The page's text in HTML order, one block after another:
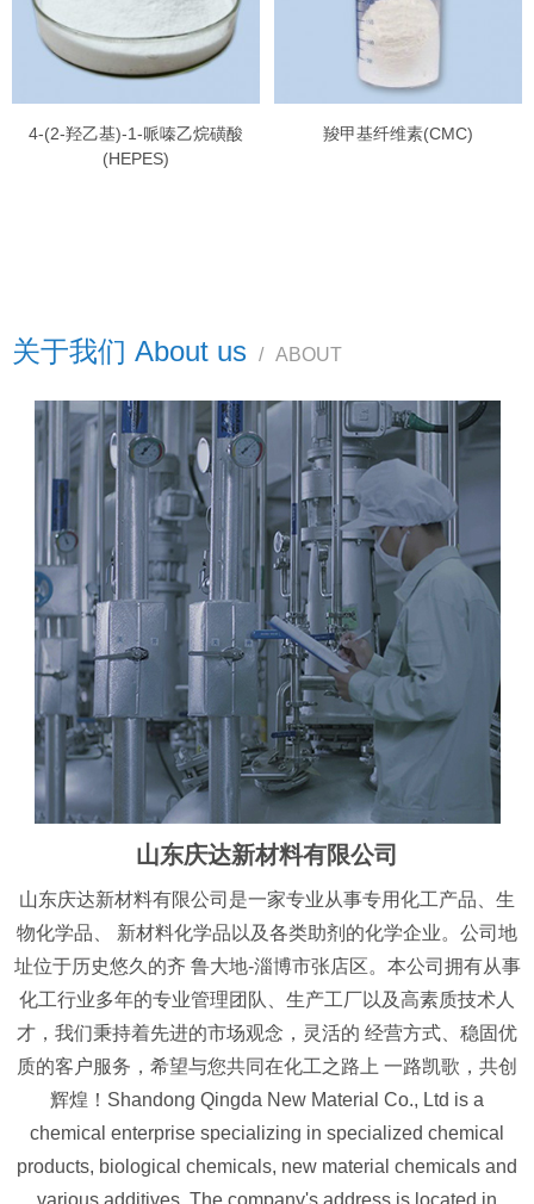
4-(2-羟乙基)-1-哌嗪乙烷磺酸
(HEPES)
羧甲基纤维素(CMC)
关于我们 About us / ABOUT
山东庆达新材料有限公司
山东庆达新材料有限公司是一家专业从事专用化工产品、生
物化学品、 新材料化学品以及各类助剂的化学企业。公司地
址位于历史悠久的齐 鲁大地-淄博市张店区。本公司拥有从事
化工行业多年的专业管理团队、生产工厂以及高素质技术人
才，我们秉持着先进的市场观念，灵活的 经营方式、稳固优
质的客户服务，希望与您共同在化工之路上 一路凯歌，共创
辉煌！Shandong Qingda New Material Co., Ltd is a
chemical enterprise specializing in specialized chemical
products, biological chemicals, new material chemicals and